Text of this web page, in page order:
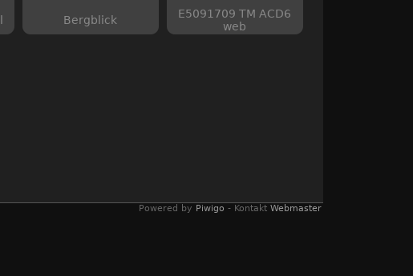
Bergblick
E5091709 TM ACD6
web
Powered by Piwigo - Kontakt Webmaster